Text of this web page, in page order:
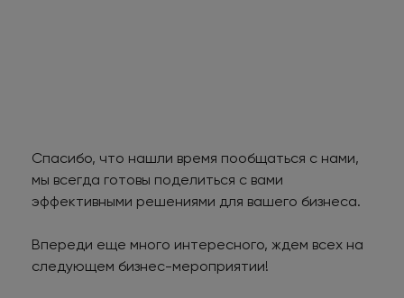
Спасибо, что нашли время пообщаться с нами,
мы всегда готовы поделиться с вами
эффективными решениями для вашего бизнеса.
Впереди еще много интересного, ждем всех на
следующем бизнес-мероприятии!